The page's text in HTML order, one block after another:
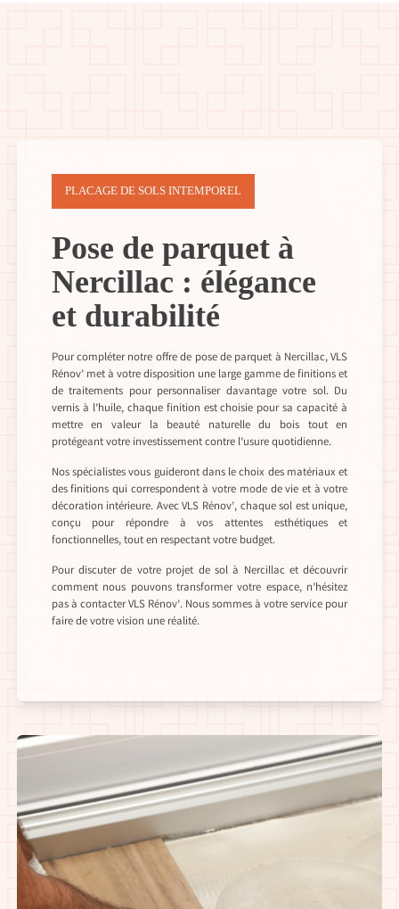
PLACAGE DE SOLS INTEMPOREL
Pose de parquet à
Nercillac : élégance
et durabilité
Pour compléter notre offre de pose de parquet à Nercillac, VLS
Rénov’ met à votre disposition une large gamme de finitions et
de traitements pour personnaliser davantage votre sol. Du
vernis à l’huile, chaque finition est choisie pour sa capacité à
mettre en valeur la beauté naturelle du bois tout en
protégeant votre investissement contre l’usure quotidienne.
Nos spécialistes vous guideront dans le choix des matériaux et
des finitions qui correspondent à votre mode de vie et à votre
décoration intérieure. Avec VLS Rénov’, chaque sol est unique,
conçu pour répondre à vos attentes esthétiques et
fonctionnelles, tout en respectant votre budget.
Pour discuter de votre projet de sol à Nercillac et découvrir
comment nous pouvons transformer votre espace, n’hésitez
pas à contacter VLS Rénov’. Nous sommes à votre service pour
faire de votre vision une réalité.